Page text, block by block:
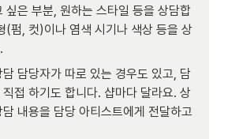
싶은 부분, 원하는 스타일 등을 상담합
(펌, 컷)이나 염색 시기나 색상 등을 상
담당자가 따로 있는 경우도 있고, 담
접 하기도 합니다. 샵마다 달라요. 상
내용을 담당 아티스트에게 전달하고